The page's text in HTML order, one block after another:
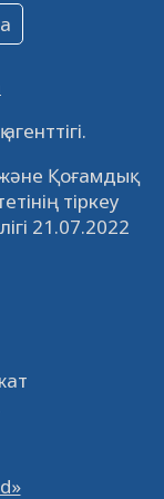
22
14956 0
Қоғамдық
тіркеу
21.07.2022